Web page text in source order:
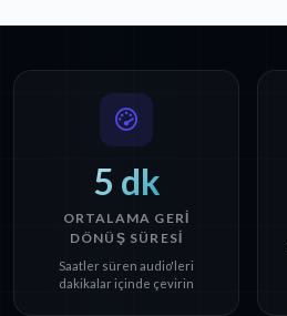
5 dk
ORTALAMA GERI
DÖNÜŞ SÜRESI
Saatler süren audio'leri
dakikalar içinde çevirin